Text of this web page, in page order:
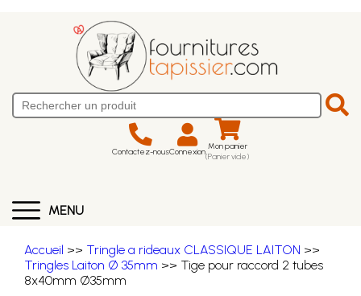
Contactez-nousConnexion Mon panier
(Panier vide)
MENU
Accueil >> Tringle a rideaux CLASSIQUE LAITON >>
Tringles Laiton Ø 35mm >> Tige pour raccord 2 tubes
8x40mm Ø35mm